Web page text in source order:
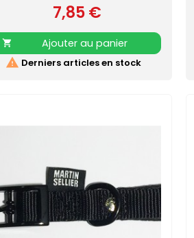
noire - surpiqûre couleur Collier
doublé de mousse surpiquée pour
davantage de confort Nylon ultra-
résistant Boucle laquée noire
Couleur acidulée qui soulignera tout
type de pelage. Existe aussi en vert,
Prix
7,85 €

Ajouter au panier
 Derniers articles en stock